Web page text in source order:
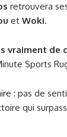
retrouvera
et Woki.
vraiment de
Sports
: pas de
qui